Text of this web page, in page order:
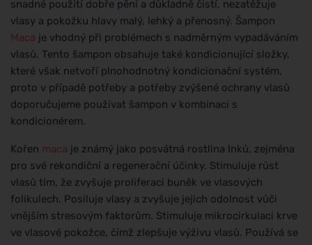
snadné použití dobře pění a důkladně čistí, nezatěžuje
vlasy a pokožku hlavy malý, lehký a přenosný. Šampon
Maca je vhodný při problémech s nadměrným vypadáváním
vlasů. Tento šampon obsahuje také kondicionující složky,
které však netvoří plnohodnotný kondicionační systém,
proto v případě potřeby a potřeby zvýšené ochrany vlasů
doporučujeme používat šampon v kombinaci s
kondicionérem.
Kořen maca je známý jako posvátná rostlina Inků, zejména
pro své rekondiční a regenerační účinky. Stimuluje růst
vlasů tím, že zvyšuje proliferaci buněk ve vlasových
folikulech. Posiluje vlasy a zvyšuje jejich odolnost vůči
vnějším stresovým faktorům. Stimuluje mikrocirkulaci krve
ve vlasové pokožce, čímž zlepšuje výživu vlasů. Používá se